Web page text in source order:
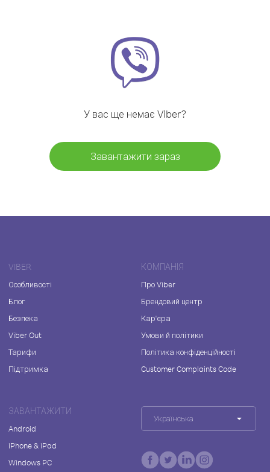
У вас ще немає Viber?
Завантажити зараз
VIBER
Особливості
Блог
Безпека
Viber Out
Тарифи
Підтримка
КОМПАНІЯ
Про Viber
Брендовий центр
Кар'єра
Умови й політики
Політика конфіденційності
Customer Complaints Code
ЗАВАНТАЖИТИ
Android
iPhone & iPad
Windows PC
Українська